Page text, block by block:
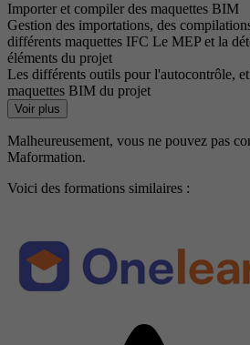
Importer et compiler des maquettes BIM
Gestion des importations, des
différents maquettes IFC Le MEP et la
éléments du projet
Les différents outils pour l'autocontrôle,
maquettes BIM du projet
Voir plus
Malheureusement, vous ne pouvez pas
Maformation.
Voici des formations similaires :